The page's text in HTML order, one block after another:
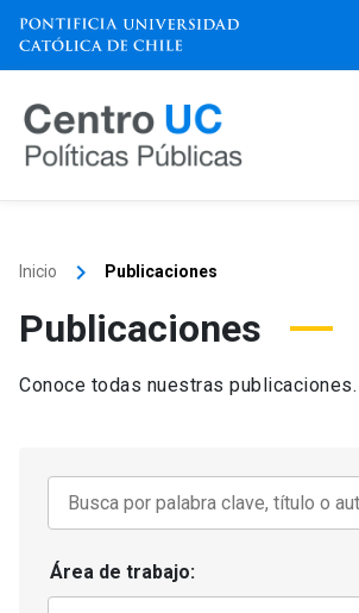
Inicio keyboard_arrow_right Publicaciones
Publicaciones
Conoce todas nuestras publicaciones.
Área de trabajo: